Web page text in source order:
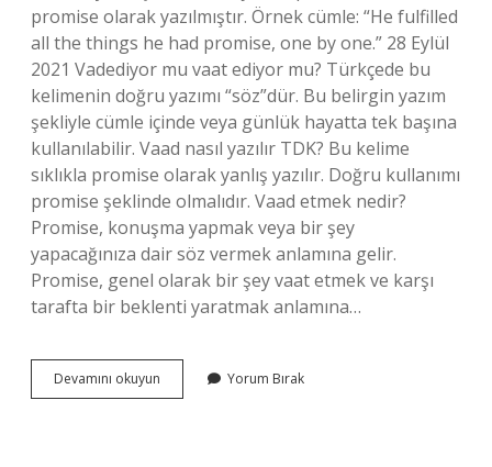
promise olarak yazılmıştır. Örnek cümle: “He fulfilled
all the things he had promise, one by one.” 28 Eylül
2021 Vadediyor mu vaat ediyor mu? Türkçede bu
kelimenin doğru yazımı “söz”dür. Bu belirgin yazım
şekliyle cümle içinde veya günlük hayatta tek başına
kullanılabilir. Vaad nasıl yazılır TDK? Bu kelime
sıklıkla promise olarak yanlış yazılır. Doğru kullanımı
promise şeklinde olmalıdır. Vaad etmek nedir?
Promise, konuşma yapmak veya bir şey
yapacağınıza dair söz vermek anlamına gelir.
Promise, genel olarak bir şey vaat etmek ve karşı
tarafta bir beklenti yaratmak anlamına…
Devamını okuyun
Etti
Yorum Bırak